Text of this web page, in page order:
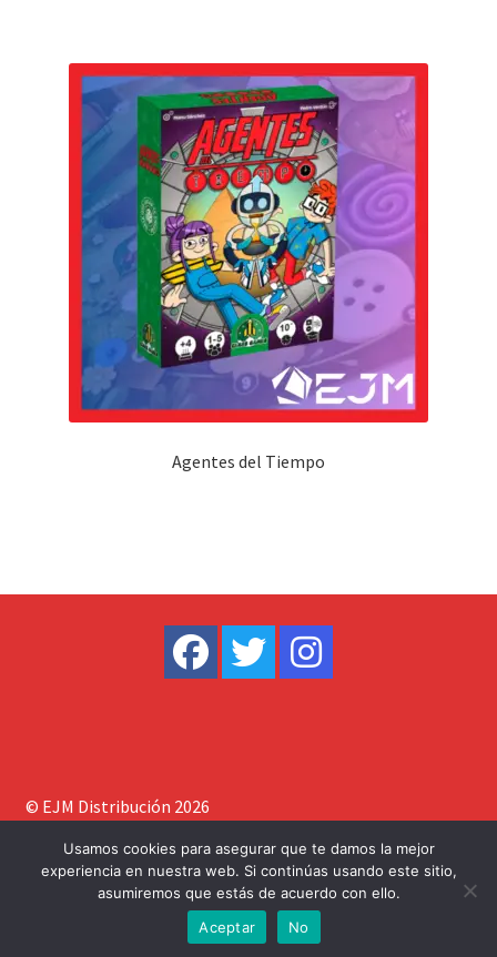
Agentes del Tiempo
© EJM Distribución 2026
Usamos cookies para asegurar que te damos la mejor
experiencia en nuestra web. Si continúas usando este sitio,
asumiremos que estás de acuerdo con ello.
Aceptar
No